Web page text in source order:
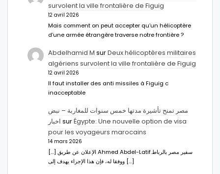
survolent la ville frontalière de Figuig
12 avril 2026
Mais comment on peut accepter qu’un hélicoptère
d’une armée étrangère traverse notre frontière ?
Abdelhamid M surDeux hélicoptères militaires
algériens survolent la ville frontalière de Figuig
12 avril 2026
Il faut installer des anti missiles à Figuig c
inacceptable
مصر تمنح تأشيرة مدتها خمس سنوات للمغاربة – نبض
اخبار surÉgypte: Une nouvelle option de visa
pour les voyageurs marocains
14 mars 2026
[…] الإعلان عن طريق Ahmed Abdel-Latifسفير مصر بالرباط.
ووفقا له، فإن هذا الإجراء يهدف إلى […]